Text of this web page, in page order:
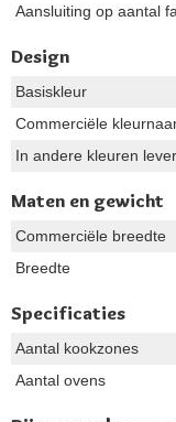
Aansluiting op aantal
Design
Basiskleur
Commerciële
In andere kleuren
Maten en gewicht
Commerciële breedte
Breedte
Specificaties
Aantal kookzones
Aantal ovens